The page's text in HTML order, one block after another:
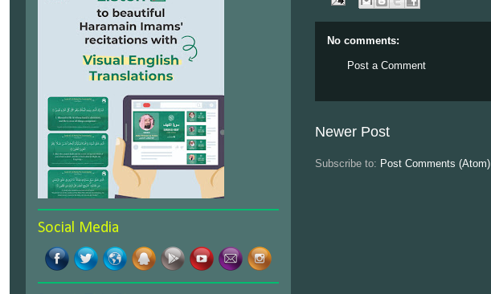
No comments:
Post a Comment
Newer Post
Subscribe to: Post Comments (Atom)
Social Media